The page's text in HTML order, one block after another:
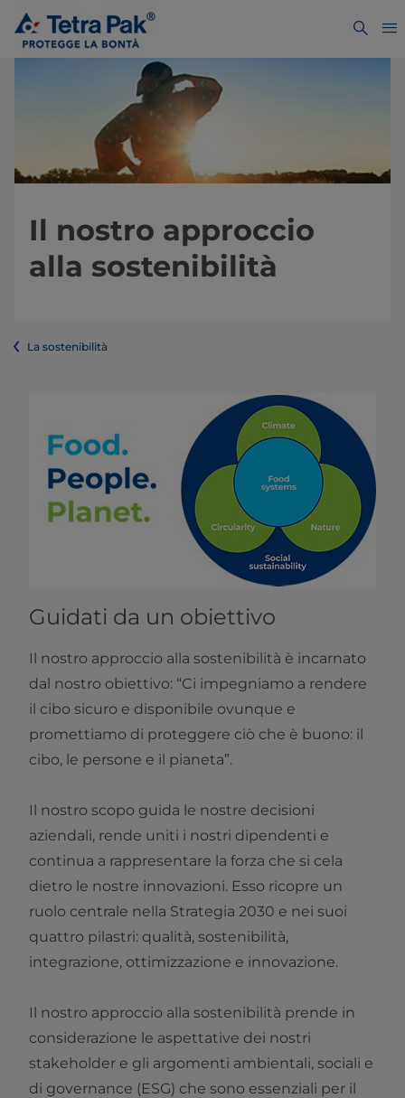
Il nostro approccio
alla sostenibilità
La sostenibilità
Guidati da un obiettivo
Il nostro approccio alla sostenibilità è incarnato
dal nostro obiettivo: “Ci impegniamo a rendere
il cibo sicuro e disponibile ovunque e
promettiamo di proteggere ciò che è buono: il
cibo, le persone e il pianeta”.
Il nostro scopo guida le nostre decisioni
aziendali, rende uniti i nostri dipendenti e
continua a rappresentare la forza che si cela
dietro le nostre innovazioni. Esso ricopre un
ruolo centrale nella Strategia 2030 e nei suoi
quattro pilastri: qualità, sostenibilità,
integrazione, ottimizzazione e innovazione.
Il nostro approccio alla sostenibilità prende in
considerazione le aspettative dei nostri
stakeholder e gli argomenti ambientali, sociali e
di governance (ESG) che sono essenziali per il